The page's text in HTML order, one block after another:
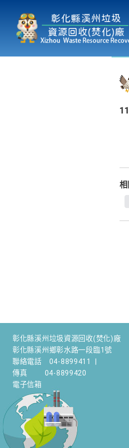
本廠簡介
:::
彰化縣溪州垃圾資源回收(焚化)廠
彰化縣溪州鄉彰水路一段臨1號
聯絡電話
04-8899411
傳真
04-8899420
電子信箱